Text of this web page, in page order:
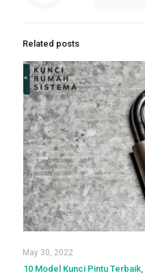
Related posts
May 30, 2022
10 Model Kunci Pintu